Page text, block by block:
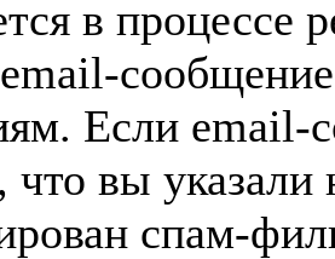
в процессе
Если email-
вы
спам-